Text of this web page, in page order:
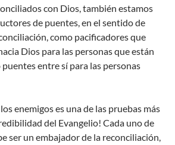
con Dios, también estamos
de puentes, en el sentido de
como pacificadores que
Dios para las personas que están
entre sí para las personas
enemigos es una de las pruebas más
del Evangelio! Cada uno de
ser un embajador de la reconciliación,